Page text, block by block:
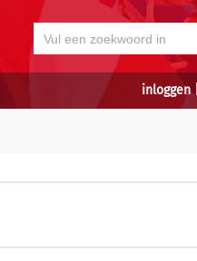
inloggen|